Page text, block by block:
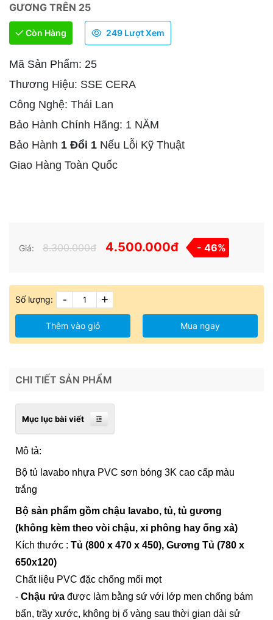
GƯƠNG TRÊN 25
Còn Hàng 249 Lượt Xem
Mã Sản Phẩm: 25
Thương Hiệu: SSE CERA
Công Nghệ: Thái Lan
Bảo Hành Chính Hãng: 1 NĂM
Bảo Hành 1 Đổi 1 Nếu Lỗi Kỹ Thuật
Giao Hàng Toàn Quốc
Giá: 8.300.000đ 4.500.000đ - 46%
Số lượng: - +
Thêm vào giỏ Mua ngay
CHI TIẾT SẢN PHẨM
Mục lục bài viết
Mô tả:
Bộ tủ lavabo nhựa PVC sơn bóng 3K cao cấp màu
trắng
Bộ sản phẩm gồm chậu lavabo, tủ, tủ gương
(không kèm theo vòi chậu, xi phông hay ống xả)
Kích thước : Tủ (800 x 470 x 450), Gương Tủ (780 x
650x120)
Chất liệu PVC đặc chống mối mọt
- Chậu rửa được làm bằng sứ với lớp men chống bám
bẩn, trầy xước, không bị ố vàng sau thời gian dài sử